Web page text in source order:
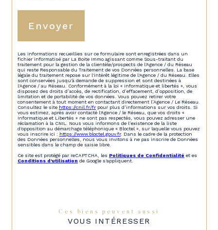
Envoyer
Les informations recueillies sur ce formulaire sont enregistrées dans un
fichier informatisé par La Boite Immo agissant comme Sous-traitant du
traitement pour la gestion de la clientèle/prospects de l'Agence / du Réseau
qui reste Responsable du Traitement de vos Données personnelles. La base
légale du traitement repose sur l'intérêt légitime de l'Agence / du Réseau. Elles
sont conservées jusqu'à demande de suppression et sont destinées à
l'Agence / au Réseau. Conformément à la loi « informatique et libertés », vous
disposez des droits d’accès, de rectification, d’effacement, d’opposition, de
limitation et de portabilité de vos données. Vous pouvez retirer votre
consentement à tout moment en contactant directement l’Agence / Le Réseau.
Consultez le site https://cnil.fr/fr pour plus d’informations sur vos droits. Si
vous estimez, après avoir contacté l'Agence / le Réseau, que vos droits «
Informatique et Libertés » ne sont pas respectés, vous pouvez adresser une
réclamation à la CNIL. Nous vous informons de l’existence de la liste
d'opposition au démarchage téléphonique « Bloctel », sur laquelle vous pouvez
vous inscrire ici : https://www.bloctel.gouv.fr. Dans le cadre de la protection
des Données personnelles, nous vous invitons à ne pas inscrire de Données
sensibles dans le champ de saisie libre.
Ce site est protégé par reCAPTCHA, les Politiques de Confidentialité et es
Conditions d'utilisation de Google s'appliquent.
Ces biens peuvent aussi
VOUS INTÉRESSER